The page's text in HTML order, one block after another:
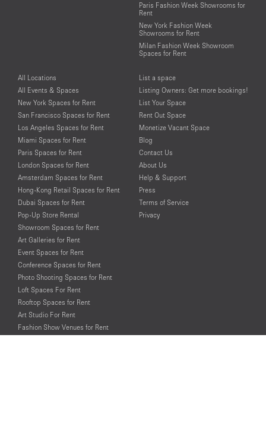
Paris Fashion Week Showrooms for
Rent
New York Fashion Week
Showrooms for Rent
Milan Fashion Week Showroom
Spaces for Rent
All Locations
All Events & Spaces
New York Spaces for Rent
San Francisco Spaces for Rent
Los Angeles Spaces for Rent
Miami Spaces for Rent
Paris Spaces for Rent
London Spaces for Rent
Amsterdam Spaces for Rent
Hong-Kong Retail Spaces for Rent
Dubai Spaces for Rent
Pop-Up Store Rental
Showroom Spaces for Rent
Art Galleries for Rent
Event Spaces for Rent
Conference Spaces for Rent
Photo Shooting Spaces for Rent
Loft Spaces For Rent
Rooftop Spaces for Rent
Art Studio For Rent
Fashion Show Venues for Rent
List a space
Listing Owners: Get more bookings!
List Your Space
Rent Out Space
Monetize Vacant Space
Blog
Contact Us
About Us
Help & Support
Press
Terms of Service
Privacy